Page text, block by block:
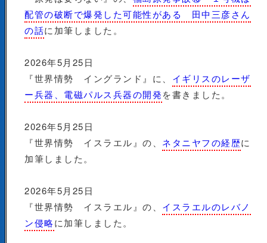
配管の破断で爆発した可能性がある 田中三彦さん
の話に加筆しました。
2026年5月25日
『世界情勢 イングランド』に、 イギリスのレーザ
ー兵器、電磁パルス兵器の開発を書きました。
2026年5月25日
『世界情勢 イスラエル』の、 ネタニヤフの経歴に
加筆しました。
2026年5月25日
『世界情勢 イスラエル』の、 イスラエルのレバノ
ン侵略に加筆しました。